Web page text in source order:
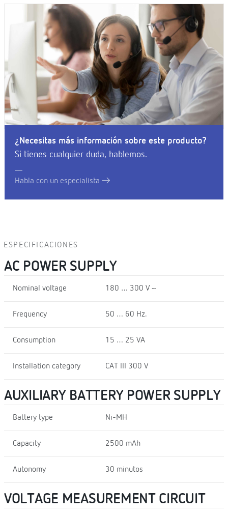
¿Necesitas más información sobre este producto?
Si tienes cualquier duda, hablemos.
Habla con un especialista
ESPECIFICACIONES
AC POWER SUPPLY
Nominal voltage 180 … 300 V ~
Frequency 50 … 60 Hz.
Consumption 15 … 25 VA
Installation category CAT III 300 V
AUXILIARY BATTERY POWER SUPPLY
Battery type Ni-MH
Capacity 2500 mAh
Autonomy 30 minutos
VOLTAGE MEASUREMENT CIRCUIT